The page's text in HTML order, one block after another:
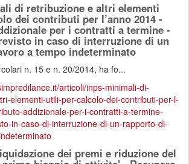
di retribuzione e altri elementi
dei contributi per l’anno 2014 -
per i contratti a termine -
in caso di interruzione di un
a tempo indeterminato
n. 15 e n. 20/2014, ha fo...
articoli/inps-minimali-di-
elementi-utili-per-calcolo-dei-contributi-per-l-
addizionale-per-i-contratti-a-termine-
in-caso-di-interruzione-di-un-rapporto-di-
dei premi e riduzione del